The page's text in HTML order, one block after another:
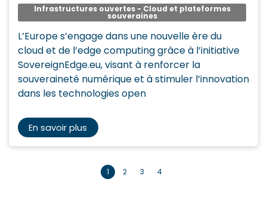
Infrastructures ouvertes - Cloud et plateformes
souveraines
L’Europe s’engage dans une nouvelle ère du
cloud et de l’edge computing grâce à l’initiative
SovereignEdge.eu, visant à renforcer la
souveraineté numérique et à stimuler l’innovation
dans les technologies open
En savoir plus
1 2 3 4